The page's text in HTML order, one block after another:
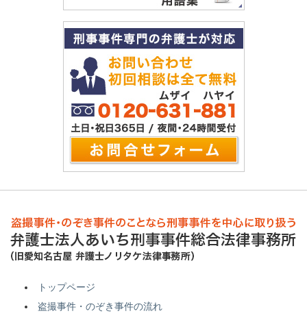
トップページ
盗撮事件・のぞき事件の流れ